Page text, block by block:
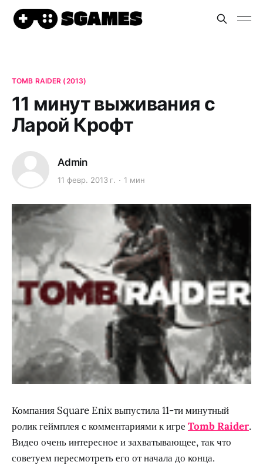
TOMB RAIDER (2013)
11 минут выживания с
Ларой Крофт
Admin
11 февр. 2013 г. 1 мин
Компания Square Enix выпустила 11-ти минутный
ролик геймплея с комментариями к игре Tomb Raider.
Видео очень интересное и захватывающее, так что
советуем пересмотреть его от начала до конца.